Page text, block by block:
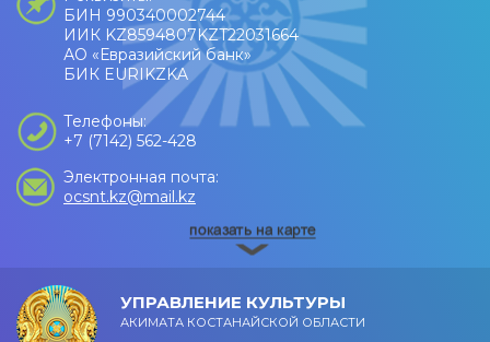
БИН 990340002744
ИИК KZ8594807KZT22031664
АО «Евразийский банк»
БИК EURIKZKA
Телефоны:
+7 (7142) 562-428
Электронная почта:
ocsnt.kz@mail.kz
УПРАВЛЕНИЕ КУЛЬТУРЫ
АКИМАТА КОСТАНАЙСКОЙ ОБЛАСТИ